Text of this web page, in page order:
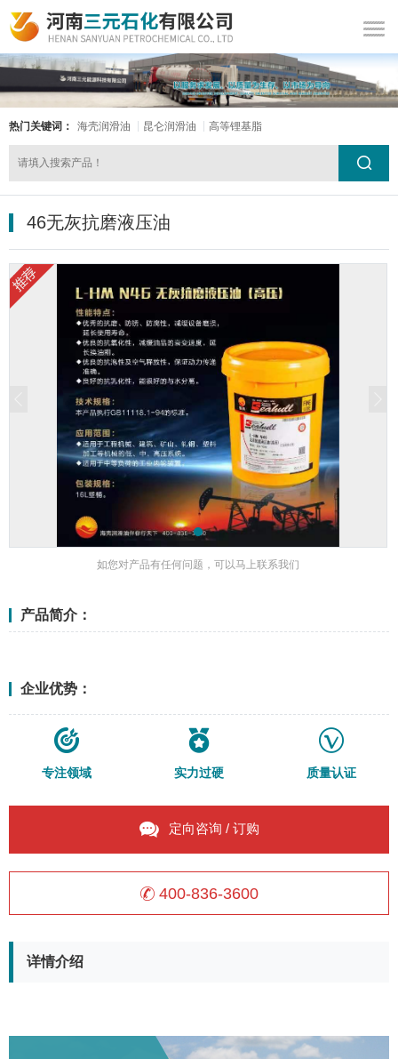
热门关键词： 海壳润滑油 昆仑润滑油 高等锂基脂
46无灰抗磨液压油
如您对产品有任何问题，可以马上联系我们
产品简介：
企业优势：
专注领域 实力过硬 质量认证
定向咨询 / 订购
400-836-3600
详情介绍